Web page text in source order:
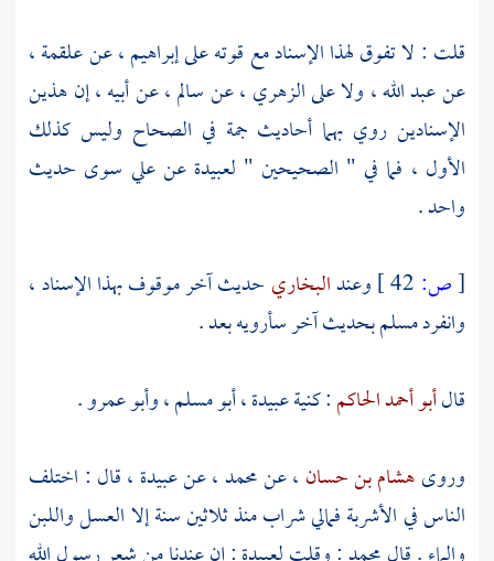
قلت : لا تفوق لهذا الإسناد مع قوته علىإبراهيم، عنعلقمة،
عنعبد الله، ولا علىالزهري ، عنسالم، عن أبيه ، إن هذين
الإسنادين روي بهما أحاديث جمة في الصحاح وليس كذلك
الأول ، فما في " الصحيحين " لعبيدةعنعلي سوى حديث
واحد .
[ص: وعندالبخاري حديث آخر موقوف بهذا الإسناد ،
وانفردمسلمبحديث آخر سأرويه بعد .
قالأبو أحمد الحاكم: كنيةعبيدة،أبو مسلم،وأبو عمرو.
وروىهشام بن حسان ، عنمحمد، عنعبيدة ، قال : اختلف
الناس في الأشربة فمالي شراب منذ ثلاثين سنة إلا العسل واللبن